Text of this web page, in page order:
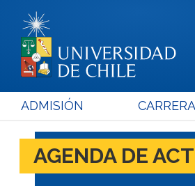
ADMISIÓN
AGENDA DE